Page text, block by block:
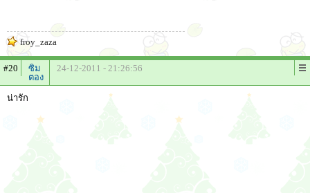
froy_zaza
#20
ซิม
ตอง
24-12-2011 - 21:26:56
น่ารัก